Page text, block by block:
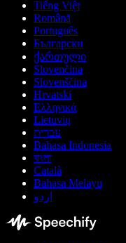
Tiếng Việt
Română
Português
Български
ქართული
Slovenčina
Slovenščina
Hrvatski
Ελληνικά
Lietuvių
עברית
Bahasa Indonesia
বাংলা
Català
Bahasa Melayu
اردو